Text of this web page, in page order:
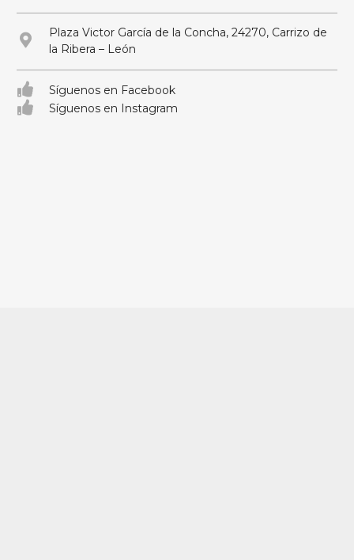
Plaza Victor García de la Concha, 24270, Carrizo de
la Ribera – León
Síguenos en Facebook
Síguenos en Instagram